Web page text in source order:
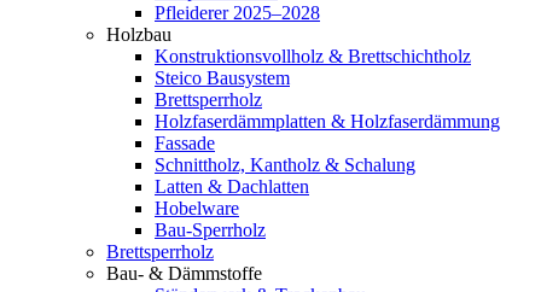
Pfleiderer 2025–2028
Holzbau
Konstruktionsvollholz & Brettschichtholz
Steico Bausystem
Brettsperrholz
Holzfaserdämmplatten & Holzfaserdämmung
Fassade
Schnittholz, Kantholz & Schalung
Latten & Dachlatten
Hobelware
Bau-Sperrholz
Brettsperrholz
Bau- & Dämmstoffe